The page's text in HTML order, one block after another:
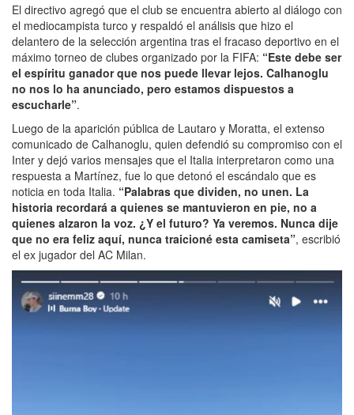
El directivo agregó que el club se encuentra abierto al diálogo con
el mediocampista turco y respaldó el análisis que hizo el
delantero de la selección argentina tras el fracaso deportivo en el
máximo torneo de clubes organizado por la FIFA: “Este debe ser
el espíritu ganador que nos puede llevar lejos. Calhanoglu
no nos lo ha anunciado, pero estamos dispuestos a
escucharle”.
Luego de la aparición pública de Lautaro y Moratta, el extenso
comunicado de Calhanoglu, quien defendió su compromiso con el
Inter y dejó varios mensajes que el Italia interpretaron como una
respuesta a Martínez, fue lo que detonó el escándalo que es
noticia en toda Italia. “Palabras que dividen, no unen. La
historia recordará a quienes se mantuvieron en pie, no a
quienes alzaron la voz. ¿Y el futuro? Ya veremos. Nunca dije
que no era feliz aquí, nunca traicioné esta camiseta”, escribió
el ex jugador del AC Milan.